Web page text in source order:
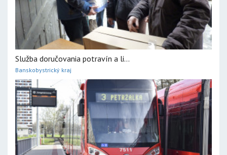
Služba doručovania potravín a li...
Banskobystrický kraj